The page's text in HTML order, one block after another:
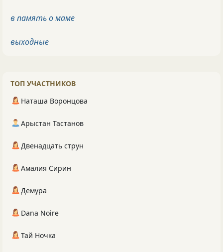
в память о маме
выходные
ТОП УЧАСТНИКОВ
Наташа Воронцова
Арыстан Тастанов
Двенадцать струн
Амалия Сирин
Демура
Dana Noire
Тай Ночка